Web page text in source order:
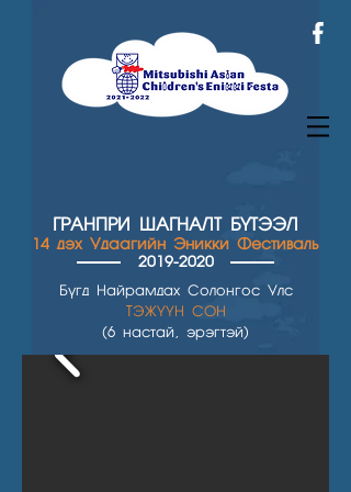
ГРАНПРИ ШАГНАЛТ БҮТЭЭЛ
14 дэх Удаагийн Эникки Фестиваль
2019-2020
Бүгд Найрамдах Солонгос Улс
TЭЖҮҮН СОН
(6 настай, эрэгтэй)